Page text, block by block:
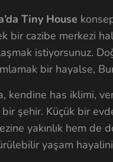
Tiny House
bir cazibe merkezi
istiyorsunuz.
bir hayalse,
kendine has iklimi,
bir şehir. Küçük bir
yakınlık hem de
yaşam